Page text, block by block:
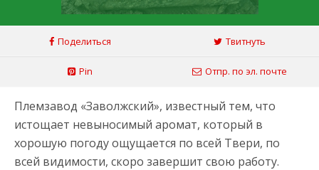
Поделиться Твитнуть
Pin Отпр. по эл. почте
Племзавод «Заволжский», известный тем, что
истощает невыносимый аромат, который в
хорошую погоду ощущается по всей Твери, по
всей видимости, скоро завершит свою работу.